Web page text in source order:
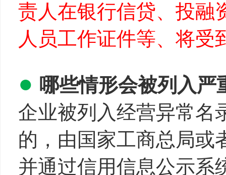
责人在银行信贷、投融
人员工作证件等、将受
● 哪些情形会被列入
企业被列入经营异常名
的，由国家工商总局或
并通过信用信息公示系